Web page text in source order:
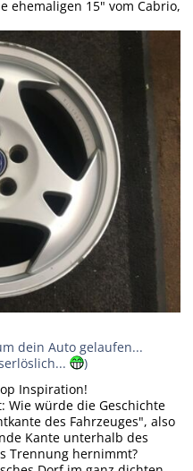
ehemaligen 15" vom Cabrio,
dein Auto gelaufen...
)
Inspiration!
Wie würde die Geschichte
des Fahrzeuges", also
Kante unterhalb des
Trennung hernimmt?